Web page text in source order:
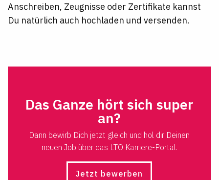
Anschreiben, Zeugnisse oder Zertifikate kannst
Du natürlich auch hochladen und versenden.
Das Ganze hört sich super
an?
Dann bewirb Dich jetzt gleich und hol dir Deinen
neuen Job über das LTO Karriere-Portal.
Jetzt bewerben